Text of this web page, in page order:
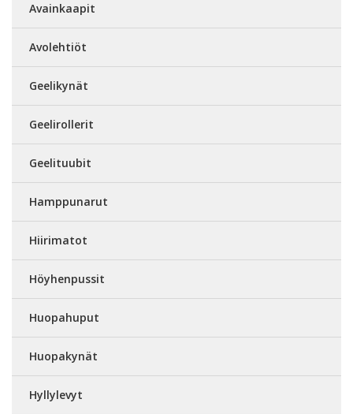
Avainkaapit
Avolehtiöt
Geelikynät
Geelirollerit
Geelituubit
Hamppunarut
Hiirimatot
Höyhenpussit
Huopahuput
Huopakynät
Hyllylevyt